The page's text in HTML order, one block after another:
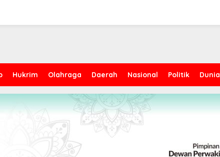
Hukrim Olahraga Daerah Nasional Politik Dunia